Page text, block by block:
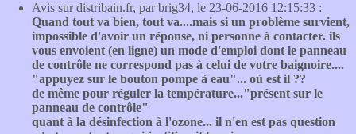
Avis surdistribain.fr, par brig34, le 23-06-2016 12:15:33 :
Quand tout va bien, tout va....mais si un problème survient,
impossible d'avoir un réponse, ni personne à contacter. ils
vous envoient (en ligne) un mode d'emploi dont le panneau
de contrôle ne correspond pas à celui de votre baignoire....
"appuyez sur le bouton pompe à eau"... où est il ??
de même pour réguler la température..."présent sur le
panneau de contrôle"
quant à la désinfection à l'ozone... il n'en est pas question